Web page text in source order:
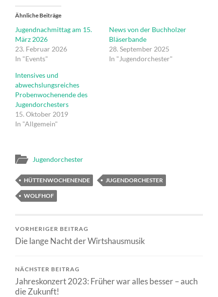
Ähnliche Beiträge
Jugendnachmittag am 15.
März 2026
23. Februar 2026
In "Events"
News von der Buchholzer
Bläserbande
28. September 2025
In "Jugendorchester"
Intensives und
abwechslungsreiches
Probenwochenende des
Jugendorchesters
15. Oktober 2019
In "Allgemein"
Jugendorchester
HÜTTENWOCHENENDE JUGENDORCHESTER
WOLFHOF
VORHERIGER BEITRAG
Die lange Nacht der Wirtshausmusik
NÄCHSTER BEITRAG
Jahreskonzert 2023: Früher war alles besser – auch
die Zukunft!